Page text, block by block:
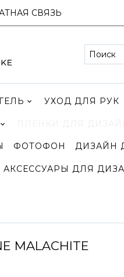
СВЯЗЬ
УХОД ДЛЯ РУК
ФОТОФОН ДИЗАЙН
АКСЕССУАРЫ ДЛЯ
MALACHITE